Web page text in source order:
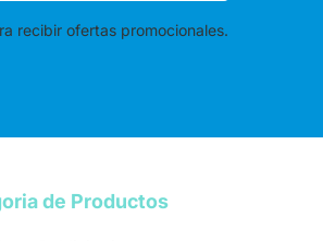
recibir ofertas promocionales.
de Productos